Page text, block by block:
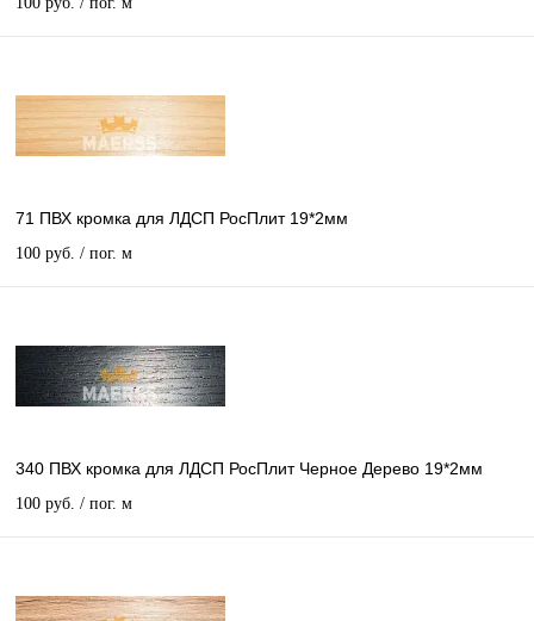
71 ПВХ кромка для ЛДСП РосПлит 19*2мм
100 руб. / пог. м
340 ПВХ кромка для ЛДСП РосПлит Черное Дерево 19*2мм
100 руб. / пог. м